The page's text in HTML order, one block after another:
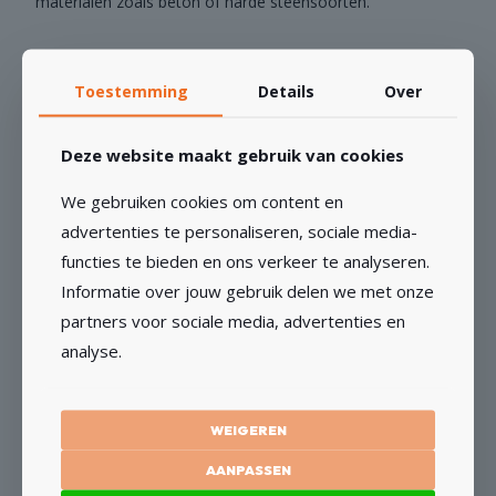
GERELATEERDE PRODUCTEN
Dozenboor Turbo – M16
€52,11
heeft
Toestemming Details Over
Deze website maakt gebruik van cookies
We gebruiken cookies om content en
advertenties te personaliseren, sociale media-
functies te bieden en ons verkeer te analyseren.
Informatie over jouw gebruik delen we met onze
partners voor sociale media, advertenties en
analyse.
WEIGEREN
AANPASSEN